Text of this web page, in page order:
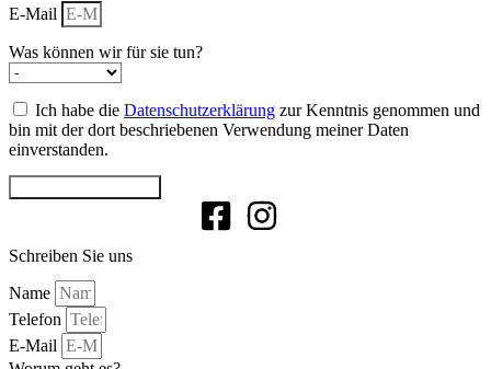
E-Mail
Was können wir für sie tun?
Ich habe die Datenschutzerklärung zur Kenntnis genommen und
bin mit der dort beschriebenen Verwendung meiner Daten
einverstanden.
Schreiben Sie uns
Name
Telefon
E-Mail